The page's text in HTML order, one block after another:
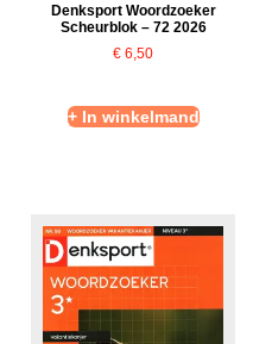
Denksport Woordzoeker
Scheurblok – 72 2026
€ 6,50
+ In winkelmand